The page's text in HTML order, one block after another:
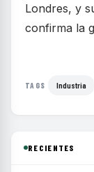
Londres, y
confirma la
TAGS Industria
RECIENTES